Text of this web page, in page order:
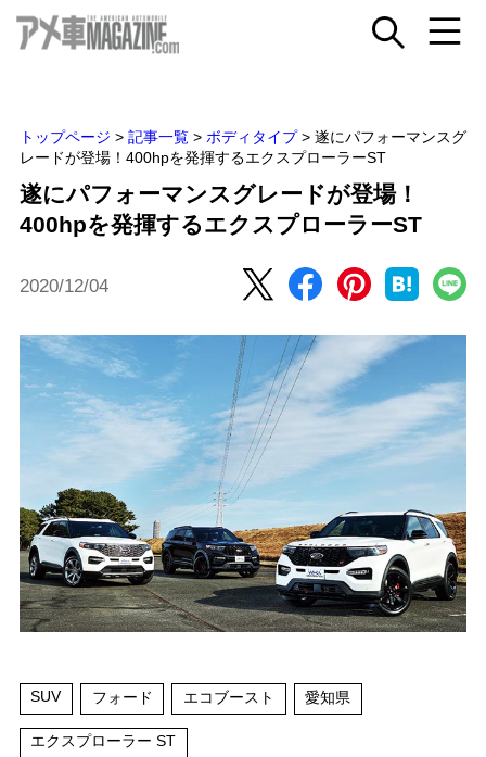
トップページ > 記事一覧 > ボディタイプ > 遂にパフォーマンスグ
レードが登場！400hpを発揮するエクスプローラーST
遂にパフォーマンスグレードが登場！
400hpを発揮するエクスプローラーST
2020/12/04
SUV フォード エコブースト 愛知県
エクスプローラー ST